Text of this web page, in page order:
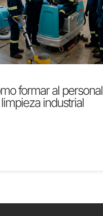
formar al personal
industrial